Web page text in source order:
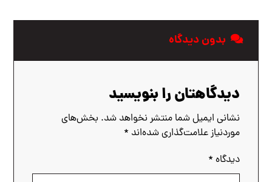
بدون دیدگاه
دیدگاهتان را بنویسید
نشانی ایمیل شما منتشر نخواهد شد. بخش‌های
موردنیاز علامت‌گذاری شده‌اند *
دیدگاه *